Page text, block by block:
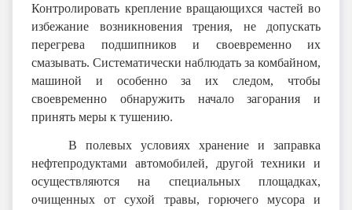
Контролировать крепление вращающихся частей во
избежание возникновения трения, не допускать
перегрева подшипников и своевременно их
смазывать. Систематически наблюдать за комбайном,
машиной и особенно за их следом, чтобы
своевременно обнаружить начало загорания и
принять меры к тушению.
В полевых условиях хранение и заправка
нефтепродуктами автомобилей, другой техники и
осуществляются на специальных площадках,
очищенных от сухой травы, горючего мусора и